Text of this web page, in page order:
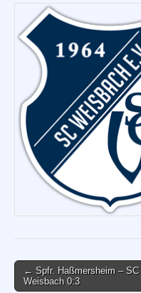
Post
navigation
← Spfr. Haßmersheim – SC
Weisbach 0:3